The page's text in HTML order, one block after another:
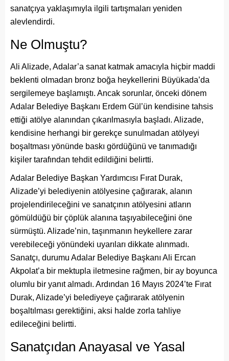
sanatçıya yaklaşımıyla ilgili tartışmaları yeniden
alevlendirdi.
Ne Olmuştu?
Ali Alizade, Adalar’a sanat katmak amacıyla hiçbir maddi
beklenti olmadan bronz boğa heykellerini Büyükada’da
sergilemeye başlamıştı. Ancak sorunlar, önceki dönem
Adalar Belediye Başkanı Erdem Gül’ün kendisine tahsis
ettiği atölye alanından çıkarılmasıyla başladı. Alizade,
kendisine herhangi bir gerekçe sunulmadan atölyeyi
boşaltması yönünde baskı gördüğünü ve tanımadığı
kişiler tarafından tehdit edildiğini belirtti.
Adalar Belediye Başkan Yardımcısı Fırat Durak,
Alizade’yi belediyenin atölyesine çağırarak, alanın
projelendirileceğini ve sanatçının atölyesini atların
gömüldüğü bir çöplük alanına taşıyabileceğini öne
sürmüştü. Alizade’nin, taşınmanın heykellere zarar
verebileceği yönündeki uyarıları dikkate alınmadı.
Sanatçı, durumu Adalar Belediye Başkanı Ali Ercan
Akpolat’a bir mektupla iletmesine rağmen, bir ay boyunca
olumlu bir yanıt almadı. Ardından 16 Mayıs 2024’te Fırat
Durak, Alizade’yi belediyeye çağırarak atölyenin
boşaltılması gerektiğini, aksi halde zorla tahliye
edileceğini belirtti.
Sanatçıdan Anayasal ve Yasal